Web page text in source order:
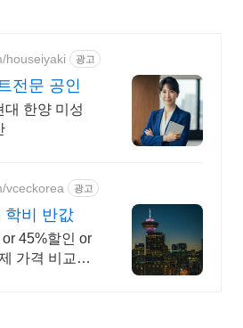
houseiyaki 광고
전문 공인
대 한양 미성
vceckorea 광고
학비 반값
45%할인 or
가격 비교하